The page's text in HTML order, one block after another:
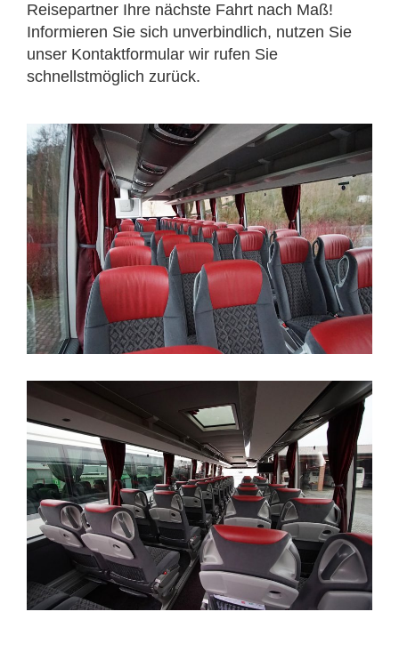
Reisepartner Ihre nächste Fahrt nach Maß!
Informieren Sie sich unverbindlich, nutzen Sie
unser Kontaktformular wir rufen Sie
schnellstmöglich zurück.